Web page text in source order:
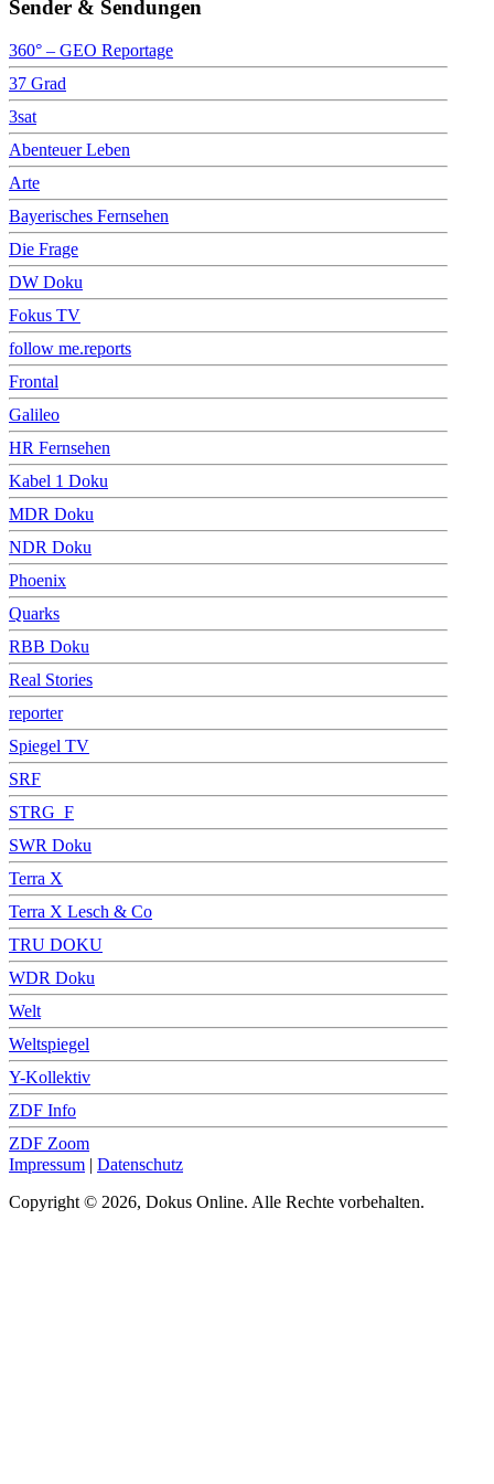
Sender & Sendungen
360° – GEO Reportage
37 Grad
3sat
Abenteuer Leben
Arte
Bayerisches Fernsehen
Die Frage
DW Doku
Fokus TV
follow me.reports
Frontal
Galileo
HR Fernsehen
Kabel 1 Doku
MDR Doku
NDR Doku
Phoenix
Quarks
RBB Doku
Real Stories
reporter
Spiegel TV
SRF
STRG_F
SWR Doku
Terra X
Terra X Lesch & Co
TRU DOKU
WDR Doku
Welt
Weltspiegel
Y-Kollektiv
ZDF Info
ZDF Zoom
Impressum | Datenschutz
Copyright © 2026, Dokus Online. Alle Rechte vorbehalten.